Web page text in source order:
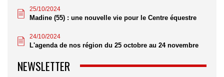
25/10/2024
Madine (55) : une nouvelle vie pour le Centre équestre
24/10/2024
L'agenda de nos région du 25 octobre au 24 novembre
NEWSLETTER